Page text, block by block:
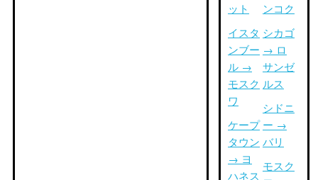
ット
イスタ
ンブー
ル →
モスク
ワ
ケープ
タウン
→ ヨ
ハネス
ンコク
シカゴ
→ ロ
サンゼ
ルス
シドニ
ー →
バリ
モスク